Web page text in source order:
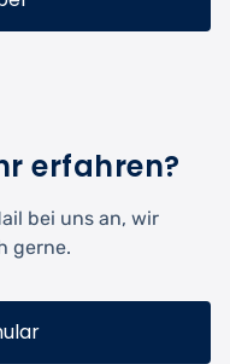
erfahren?
bei uns an, wir
gerne.